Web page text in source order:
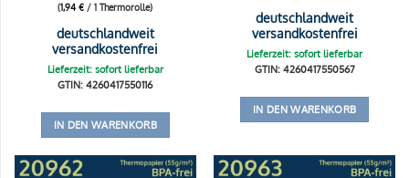
(1,94€ / 1 Thermorolle)
deutschlandweit
versandkostenfrei
Lieferzeit: sofort lieferbar
GTIN: 4260417550116
IN DEN WARENKORB
deutschlandweit
versandkostenfrei
Lieferzeit: sofort lieferbar
GTIN: 4260417550567
IN DEN WARENKORB